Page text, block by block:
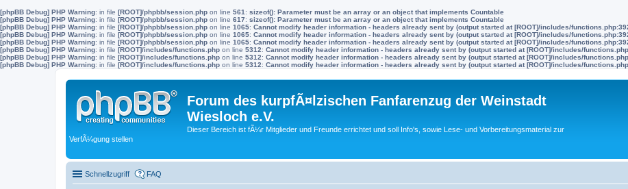
[phpBB Debug] PHP Warning: in file [ROOT]/phpbb/session.php on line 561 : sizeof(): Parameter must be an array or an object that implements Countable
[phpBB Debug] PHP Warning: in file [ROOT]/phpbb/session.php on line 617: sizeof(): Parameter must be an array or an object that implements Countable
[phpBB Debug] PHP Warning: in file [ROOT]/phpbb/session.php on line 1065: Cannot modify header information - headers already sent by (output started at [ROOT]/includes/
[phpBB Debug] PHP Warning: in file [ROOT]/phpbb/session.php on line 1065: Cannot modify header information - headers already sent by (output started at [ROOT]/includes/
[phpBB Debug] PHP Warning: in file [ROOT]/phpbb/session.php on line 1065: Cannot modify header information - headers already sent by (output started at [ROOT]/includes/
[phpBB Debug] PHP Warning: in file [ROOT]/includes/functions.php on line 5312: Cannot modify header information - headers already sent by (output started at [ROOT]/includes/
[phpBB Debug] PHP Warning: in file [ROOT]/includes/functions.php on line 5312: Cannot modify header information - headers already sent by (output started at [ROOT]/includes/
[phpBB Debug] PHP Warning: in file [ROOT]/includes/functions.php on line 5312: Cannot modify header information - headers already sent by (output started at [ROOT]/includes/
Forum des kurpfÃ¤lzischen Fanfarenzug der Weinstadt
Wiesloch e.V.
Dieser Bereich ist fÃ¼r Mitglieder und Freunde errichtet und soll Info's, sowie Lese- und Vorbereitungsmaterial zur
VerfÃ¼gung stellen
Schnellzugriff FAQ